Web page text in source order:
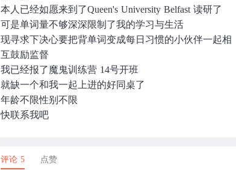
本人已经如愿来到了Queen's University Belfast 读研了
可是单词量不够深深限制了我的学习与生活
现寻求下决心要把背单词变成每日习惯的小伙伴一起相
互鼓励监督
我已经报了魔鬼训练营 14号开班
就缺一个和我一起上进的好同桌了
年龄不限性别不限
快联系我吧
评论 5 点赞